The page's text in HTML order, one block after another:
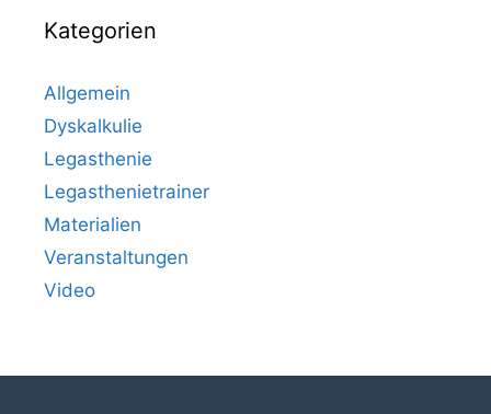
Kategorien
Allgemein
Dyskalkulie
Legasthenie
Legasthenietrainer
Materialien
Veranstaltungen
Video